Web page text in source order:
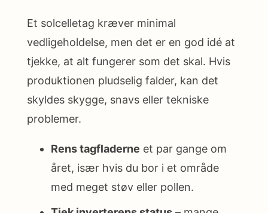
Et solcelletag kræver minimal
vedligeholdelse, men det er en god idé at
tjekke, at alt fungerer som det skal. Hvis
produktionen pludselig falder, kan det
skyldes skygge, snavs eller tekniske
problemer.
Rens tagfladerne et par gange om
året, især hvis du bor i et område
med meget støv eller pollen.